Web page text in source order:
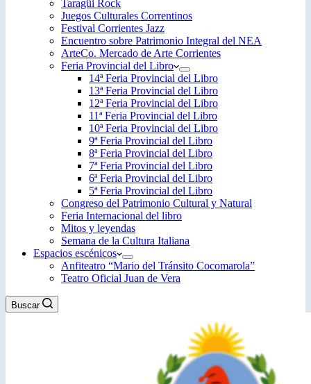
Taragüi Rock
Juegos Culturales Correntinos
Festival Corrientes Jazz
Encuentro sobre Patrimonio Integral del NEA
ArteCo. Mercado de Arte Corrientes
Feria Provincial del Libro
14ª Feria Provincial del Libro
13ª Feria Provincial del Libro
12ª Feria Provincial del Libro
11ª Feria Provincial del Libro
10ª Feria Provincial del Libro
9ª Feria Provincial del Libro
8ª Feria Provincial del Libro
7ª Feria Provincial del Libro
6ª Feria Provincial del Libro
5ª Feria Provincial del Libro
Congreso del Patrimonio Cultural y Natural
Feria Internacional del libro
Mitos y leyendas
Semana de la Cultura Italiana
Espacios escénicos
Anfiteatro “Mario del Tránsito Cocomarola”
Teatro Oficial Juan de Vera
Buscar